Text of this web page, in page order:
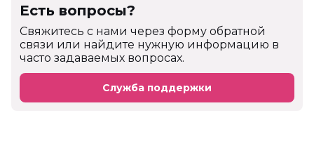
Есть вопросы?
Cвяжитесь с нами через форму обратной
связи или найдите нужную информацию в
часто задаваемых вопросах.
Служба поддержки